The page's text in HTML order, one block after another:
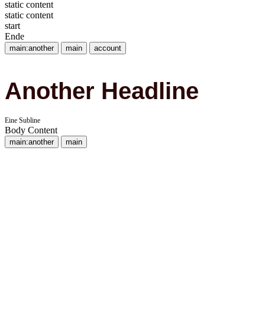
static content
static content
start
Ende
main:another main account
Another Headline
Eine Subline
Body Content
main:another main